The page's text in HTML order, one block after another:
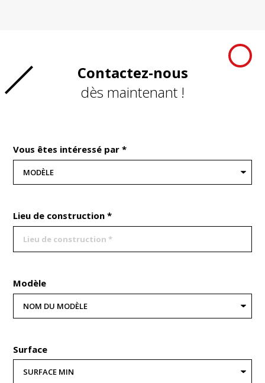
Contactez-nous
dès maintenant !
Vous êtes intéressé par *
Lieu de construction *
Modèle
Surface